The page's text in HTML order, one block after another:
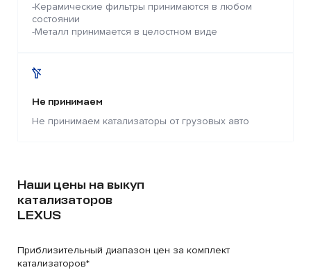
-Керамические фильтры принимаются в любом
состоянии
-Металл принимается в целостном виде
Не принимаем
Не принимаем катализаторы от грузовых авто
Наши цены на выкуп
катализаторов
LEXUS
Приблизительный диапазон цен за комплект
катализаторов*